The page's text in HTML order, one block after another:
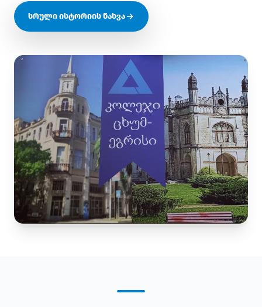
სრული ისტორიის ნახვა